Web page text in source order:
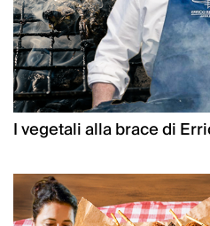
I vegetali alla brace di